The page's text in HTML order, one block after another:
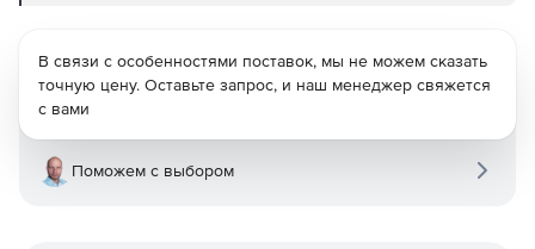
В связи с особенностями поставок, мы не можем сказать
точную цену. Оставьте запрос, и наш менеджер свяжется
с вами
Поможем с выбором